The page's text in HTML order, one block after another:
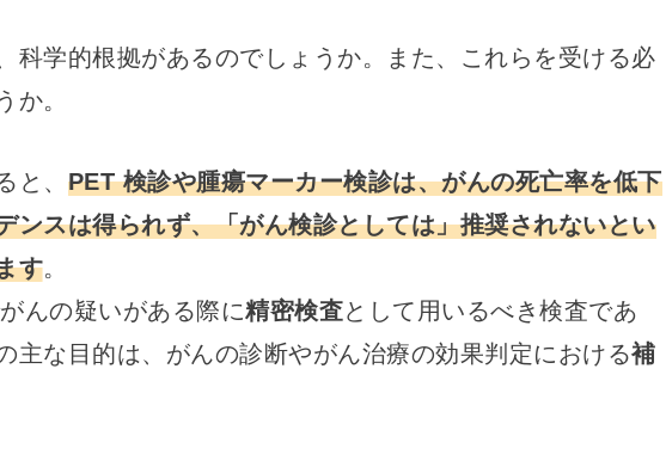
科学的根拠があるのでしょうか。また、これらを受ける必
か。
と、 PET 検診や腫瘍マーカー検診は、がんの死亡率を低下
ンスは得られず、「がん検診としては」推奨されないとい
す。
んの疑いがある際に精密検査として用いるべき検査であ
主な目的は、がんの診断やがん治療の効果判定における補